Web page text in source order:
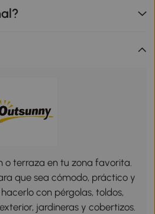
o terraza en tu zona favorita.
que sea cómodo, práctico y
con pérgolas, toldos,
jardineras y cobertizos.